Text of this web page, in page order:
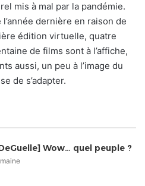
mis à mal par la pandémie.
dernière en raison de
édition virtuelle, quatre
de films sont à l’affiche,
aussi, un peu à l’image du
de s’adapter.
Wow… quel peuple ?